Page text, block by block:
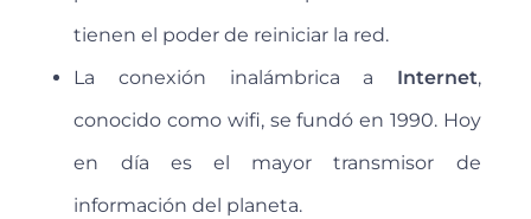
tienen el poder de reiniciar la red.
La conexión inalámbrica a Internet,
conocido como wifi, se fundó en 1990. Hoy
en día es el mayor transmisor de
información del planeta.